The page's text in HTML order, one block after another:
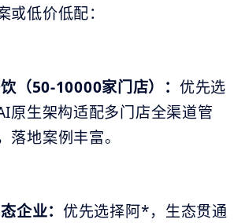
或低价低配：
（50-10000家门店）： 优先选
原生架构适配多门店全渠道管
落地案例丰富。
企业：优先选择阿*，生态贯通